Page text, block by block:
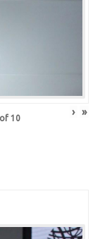
of 10 › »